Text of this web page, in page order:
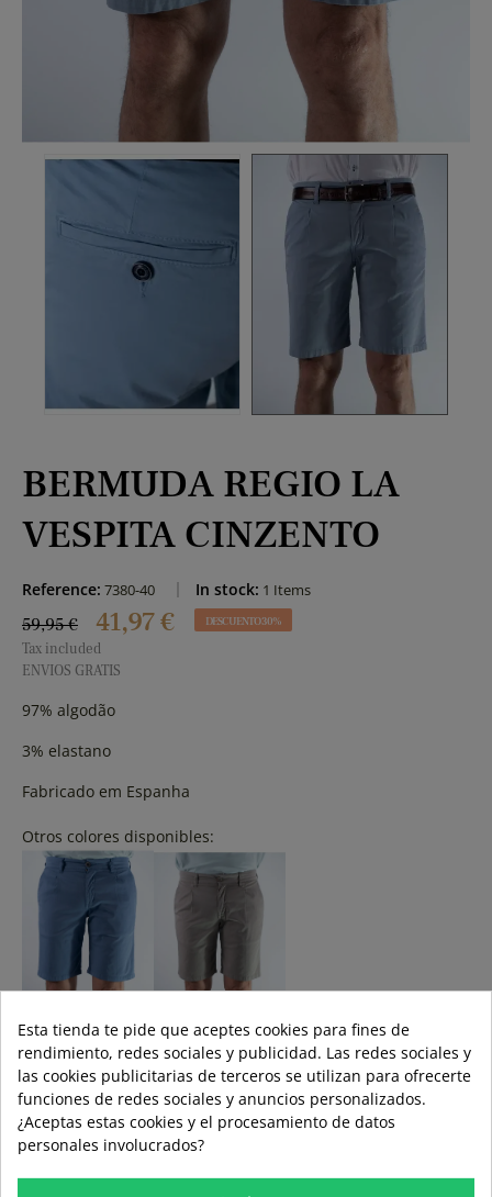
BERMUDA REGIO LA
VESPITA CINZENTO
Reference: 7380-40 In stock: 1 Items
59,95 € 41,97 € DESCUENTO 30%
Tax included
ENVIOS GRATIS
97% algodão
3% elastano
Fabricado em Espanha
Otros colores disponibles:
Cor:
CINZA
Tamanho:
Esta tienda te pide que aceptes cookies para fines de
rendimiento, redes sociales y publicidad. Las redes sociales y
las cookies publicitarias de terceros se utilizan para ofrecerte
funciones de redes sociales y anuncios personalizados.
¿Aceptas estas cookies y el procesamiento de datos
personales involucrados?